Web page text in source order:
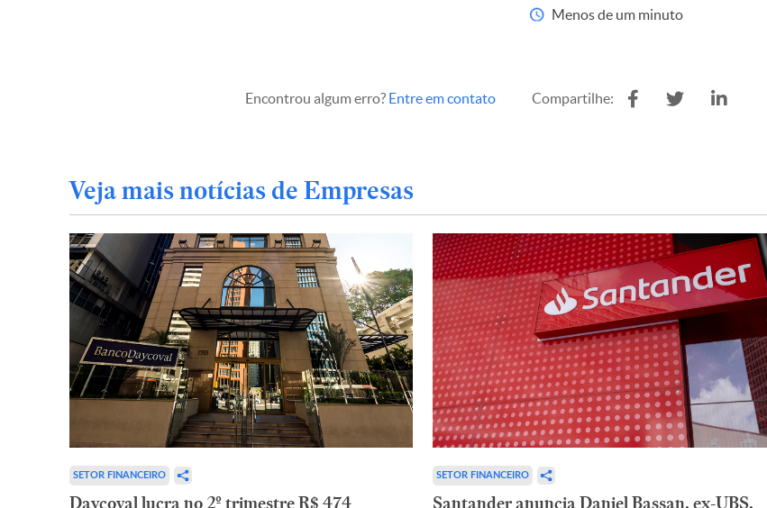
Menos de um minuto
Encontrou algum erro? Entre em contato Compartilhe:
Veja mais notícias de Empresas
SETOR FINANCEIRO
Daycoval lucra no 2º trimestre R$ 474
SETOR FINANCEIRO
Santander anuncia Daniel Bassan, ex-UBS,